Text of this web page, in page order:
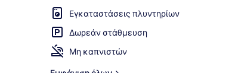
Εγκαταστάσεις πλυντηρίων
Δωρεάν στάθμευση
Μη καπνιστών